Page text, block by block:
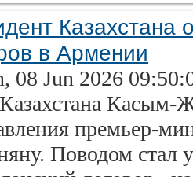
Казахстана
в Армении
08 Jun 2026
Касым-
премьер-
Поводом стал